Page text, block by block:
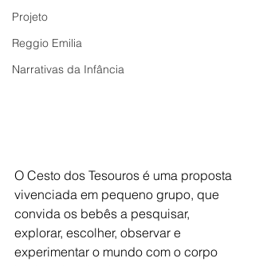
Projeto
Reggio Emilia
Narrativas da Infância
O Cesto dos Tesouros é uma proposta
vivenciada em pequeno grupo, que
convida os bebês a pesquisar,
explorar, escolher, observar e
experimentar o mundo com o corpo